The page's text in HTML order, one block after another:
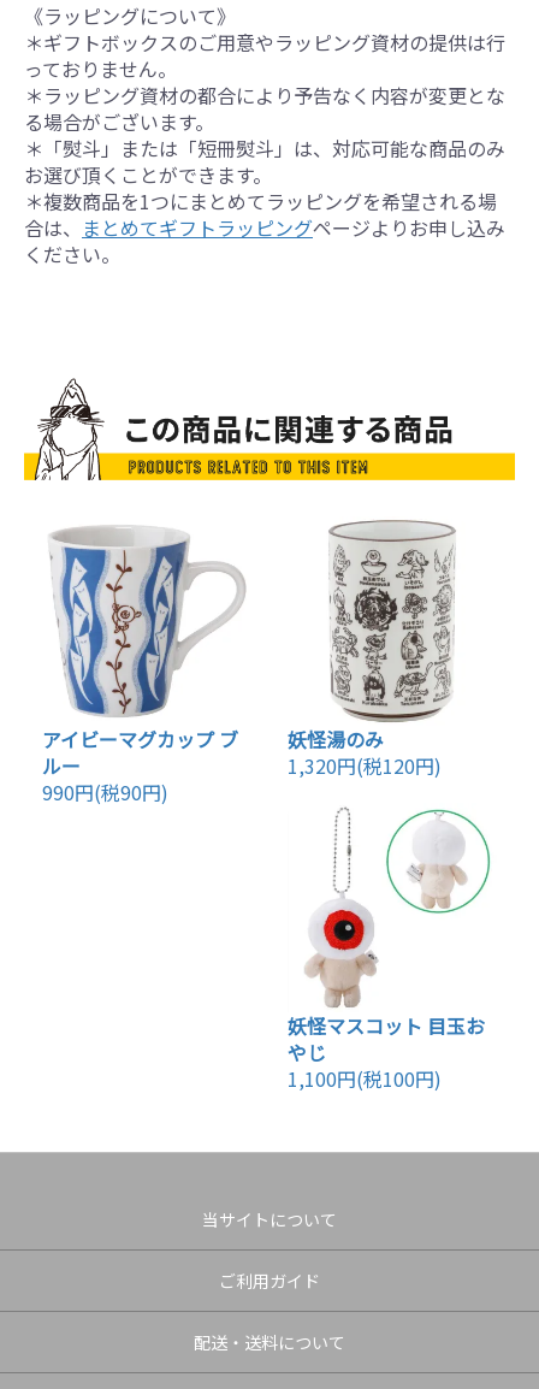
《ラッピングについて》
＊ギフトボックスのご用意やラッピング資材の提供は行
っておりません。
＊ラッピング資材の都合により予告なく内容が変更とな
る場合がございます。
＊「熨斗」または「短冊熨斗」は、対応可能な商品のみ
お選び頂くことができます。
＊複数商品を1つにまとめてラッピングを希望される場
合は、 まとめてギフトラッピングページよりお申し込み
ください。
アイビーマグカップ ブ
ルー
990円(税90円)
妖怪湯のみ
1,320円(税120円)
妖怪マスコット 目玉お
やじ
1,100円(税100円)
当サイトについて
ご利用ガイド
配送・送料について